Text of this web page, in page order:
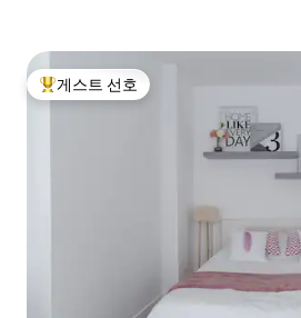
상위 게스트 선호
게스트 선호